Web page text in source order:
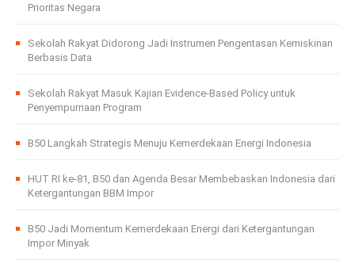
Prioritas Negara
Sekolah Rakyat Didorong Jadi Instrumen Pengentasan Kemiskinan
Berbasis Data
Sekolah Rakyat Masuk Kajian Evidence-Based Policy untuk
Penyempurnaan Program
B50 Langkah Strategis Menuju Kemerdekaan Energi Indonesia
HUT RI ke-81, B50 dan Agenda Besar Membebaskan Indonesia dari
Ketergantungan BBM Impor
B50 Jadi Momentum Kemerdekaan Energi dari Ketergantungan
Impor Minyak